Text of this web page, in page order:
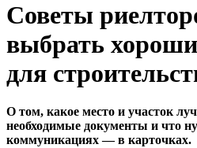
Советы
выбрать
для
О том, какое место и участок
необходимые документы и что
коммуникациях — в карточках.